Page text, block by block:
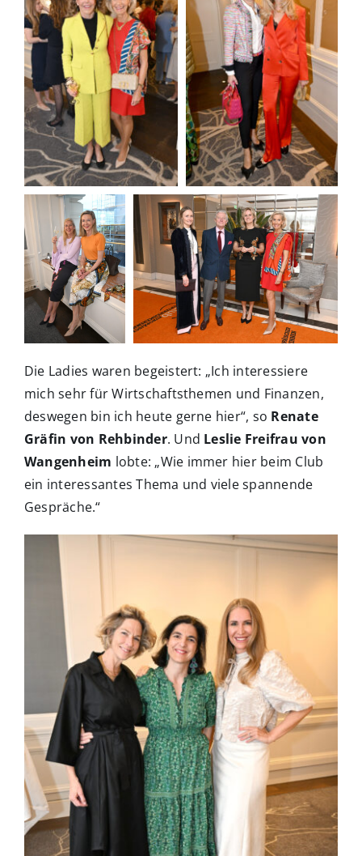
Die Ladies waren begeistert: „Ich interessiere
mich sehr für Wirtschaftsthemen und Finanzen,
deswegen bin ich heute gerne hier“, so Renate
Gräfin von Rehbinder. Und Leslie Freifrau von
Wangenheim lobte: „Wie immer hier beim Club
ein interessantes Thema und viele spannende
Gespräche.“